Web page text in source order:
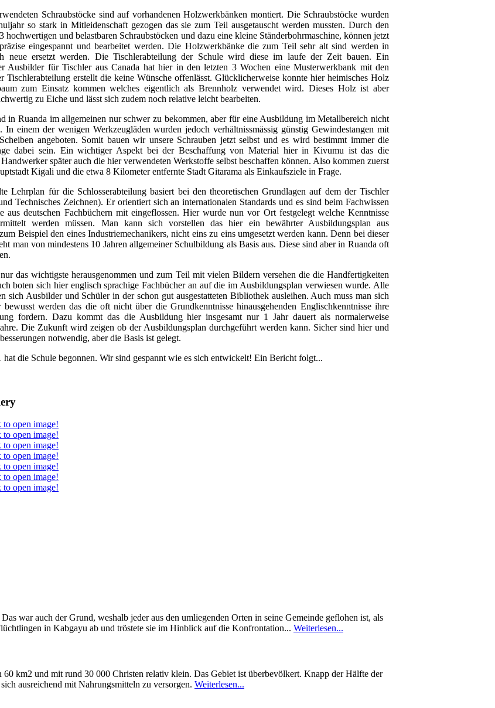
Schraubstöcke sind auf vorhandenen Holzwerkbänken montiert. Die Schraubstöcke wurden
so stark in Mitleidenschaft gezogen das sie zum Teil ausgetauscht werden mussten. Durch den
hochwertigen und belastbaren Schraubstöcken und dazu eine kleine Ständerbohrmaschine, können jetzt
eingespannt und bearbeitet werden. Die Holzwerkbänke die zum Teil sehr alt sind werden in
neue ersetzt werden. Die Tischlerabteilung der Schule wird diese im laufe der Zeit bauen. Ein
Ausbilder für Tischler aus Canada hat hier in den letzten 3 Wochen eine Musterwerkbank mit den
Tischlerabteilung erstellt die keine Wünsche offenlässt. Glücklicherweise konnte hier heimisches Holz
zum Einsatz kommen welches eigentlich als Brennholz verwendet wird. Dieses Holz ist aber
zu Eiche und lässt sich zudem noch relative leicht bearbeiten.
in Ruanda im allgemeinen nur schwer zu bekommen, aber für eine Ausbildung im Metallbereich nicht
In einem der wenigen Werkzeugläden wurden jedoch verhältnissmässig günstig Gewindestangen mit
angeboten. Somit bauen wir unsere Schrauben jetzt selbst und es wird bestimmt immer die
dabei sein. Ein wichtiger Aspekt bei der Beschaffung von Material hier in Kivumu ist das die
später auch die hier verwendeten Werkstoffe selbst beschaffen können. Also kommen zuerst
Kigali und die etwa 8 Kilometer entfernte Stadt Gitarama als Einkaufsziele in Frage.
Lehrplan für die Schlosserabteilung basiert bei den theoretischen Grundlagen auf dem der Tischler
Technisches Zeichnen). Er orientiert sich an internationalen Standards und es sind beim Fachwissen
aus deutschen Fachbüchern mit eingeflossen. Hier wurde nun vor Ort festgelegt welche Kenntnisse
werden müssen. Man kann sich vorstellen das hier ein bewährter Ausbildungsplan aus
Beispiel den eines Industriemechanikers, nicht eins zu eins umgesetzt werden kann. Denn bei dieser
man von mindestens 10 Jahren allgemeiner Schulbildung als Basis aus. Diese sind aber in Ruanda oft
das wichtigste herausgenommen und zum Teil mit vielen Bildern versehen die die Handfertigkeiten
boten sich hier englisch sprachige Fachbücher an auf die im Ausbildungsplan verwiesen wurde. Alle
sich Ausbilder und Schüler in der schon gut ausgestatteten Bibliothek ausleihen. Auch muss man sich
werden das die oft nicht über die Grundkenntnisse hinausgehenden Englischkenntnisse ihre
fordern. Dazu kommt das die Ausbildung hier insgesamt nur 1 Jahr dauert als normalerweise
Die Zukunft wird zeigen ob der Ausbildungsplan durchgeführt werden kann. Sicher sind hier und
notwendig, aber die Basis ist gelegt.
hat die Schule begonnen. Wir sind gespannt wie es sich entwickelt! Ein Bericht folgt...
war auch der Grund, weshalb jeder aus den umliegenden Orten in seine Gemeinde geflohen ist, als
in Kabgayu ab und tröstete sie im Hinblick auf die Konfrontation... Weiterlesen...
km2 und mit rund 30 000 Christen relativ klein. Das Gebiet ist überbevölkert. Knapp der Hälfte der
ausreichend mit Nahrungsmitteln zu versorgen. Weiterlesen...